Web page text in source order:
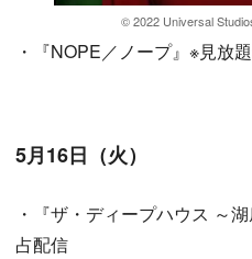
© 2022 Universal
・『NOPE／ノープ』※見放
5月16日（火）
・『ザ・ディープハウス ～
占配信